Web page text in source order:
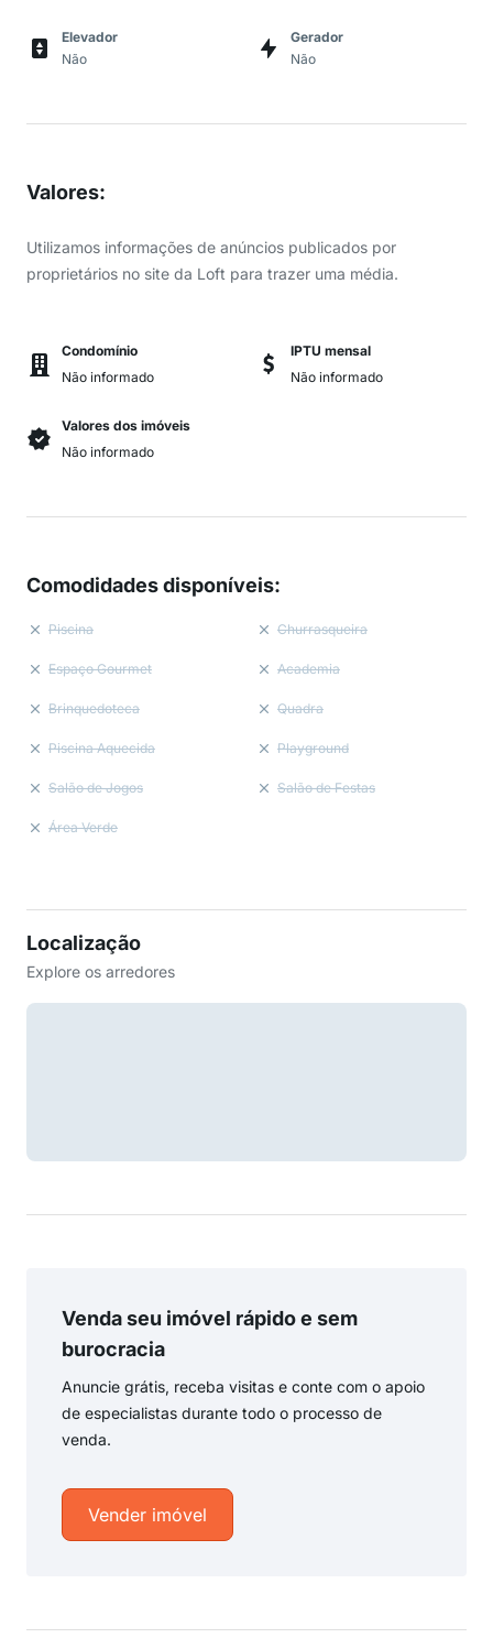
Elevador
Não
Gerador
Não
Valores:
Utilizamos informações de anúncios publicados por
proprietários no site da Loft para trazer uma média.
Condomínio
Não informado
IPTU mensal
Não informado
Valores dos imóveis
Não informado
Comodidades disponíveis:
Piscina Churrasqueira
Espaço Gourmet Academia
Brinquedoteca Quadra
Piscina Aquecida Playground
Salão de Jogos Salão de Festas
Área Verde
Localização
Explore os arredores
Venda seu imóvel rápido e sem
burocracia
Anuncie grátis, receba visitas e conte com o apoio
de especialistas durante todo o processo de
venda.
Vender imóvel